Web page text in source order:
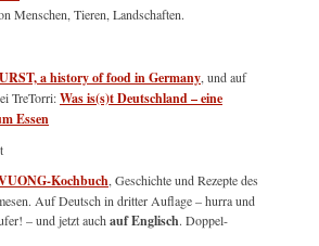
Menschen, Tieren, Landschaften.
a history of food in Germany, und auf
TreTorri:Was is(s)t Deutschland – eine
Essen
Kochbuch, Geschichte und Rezepte des
Auf Deutsch in dritter Auflage – hurra und
– und jetzt auchauf Englisch. Doppel-